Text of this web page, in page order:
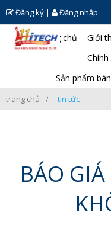
Đăng ký | Đăng nhập
Trang chủ Giới
Sản phẩm
trang chủ tin tức
BÁO